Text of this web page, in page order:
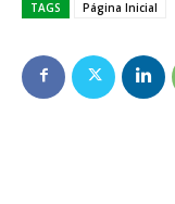
TAGS Página Inicial